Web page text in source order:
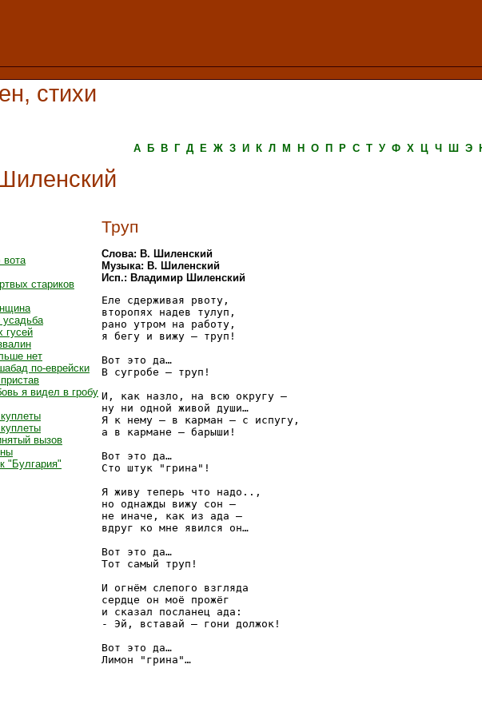
стихи
А
Б В Г Д Е Ж З И К Л М Н О П Р С Т У Ф Х Ц Ч Ш Э
вота
стариков
усадьба
гусей
нет
по-еврейски
я видел в гробу
вызов
"Булгария"
Труп
Слова: В. Шиленский
Музыка: В. Шиленский
Исп.: Владимир Шиленский
Еле сдерживая рвоту,
второпях надев тулуп,
рано утром на работу,
я бегу и вижу – труп!
Вот это да…
В сугробе – труп!
И, как назло, на всю округу –
ну ни одной живой души…
Я к нему – в карман – с испугу,
а в кармане – барыши!
Вот это да…
Сто штук "грина"!
Я живу теперь что надо..,
но однажды вижу сон –
не иначе, как из ада –
вдруг ко мне явился он…
Вот это да…
Тот самый труп!
И огнём слепого взгляда
сердце он моё прожёг
и сказал посланец ада:
- Эй, вставай – гони должок!
Вот это да…